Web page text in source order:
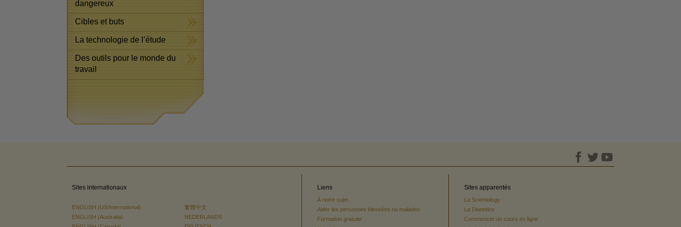
dangereux
Cibles et buts
La technologie de l’étude
Des outils pour le monde du
travail
Sites internationaux
ENGLISH (US/International)
ENGLISH (Australia)
繁體中文
NEDERLANDS
Liens
À notre sujet
Aider les personnes blessées ou malades
Formation gratuite
Sites apparentés
La Scientology
La Dianetics
Commencer un cours en ligne